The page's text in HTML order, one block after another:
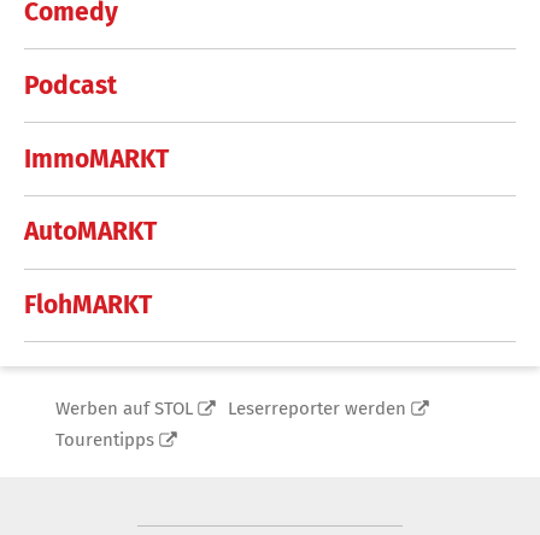
Comedy
Podcast
ImmoMARKT
AutoMARKT
FlohMARKT
Werben auf STOL
Leserreporter werden
Tourentipps